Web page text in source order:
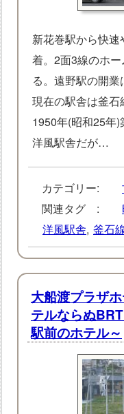
新花巻駅から快
着。2面3線のホ
る。遠野駅の開業
現在の駅舎は釜石
1950年(昭和25年
洋風駅舎だが…
カテゴリー:
関連タグ :
洋風駅舎, 釜石
大船渡プラザ
テルならぬ
駅前のホテル～